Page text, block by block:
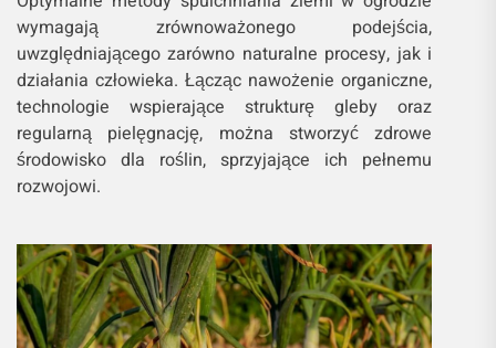
wymagają zrównoważonego podejścia,
uwzględniającego zarówno naturalne procesy, jak i
działania człowieka. Łącząc nawożenie organiczne,
technologie wspierające strukturę gleby oraz
regularną pielęgnację, można stworzyć zdrowe
środowisko dla roślin, sprzyjające ich pełnemu
rozwojowi.